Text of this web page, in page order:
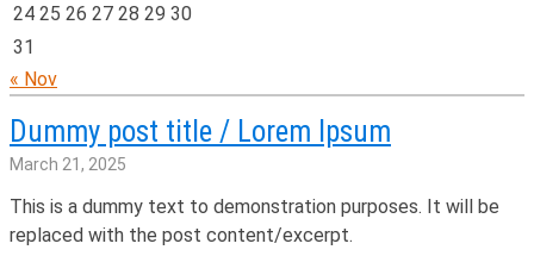
24 25 26 27 28 29 30
31
« Nov
Dummy post title / Lorem Ipsum
March 21, 2025
This is a dummy text to demonstration purposes. It will be
replaced with the post content/excerpt.